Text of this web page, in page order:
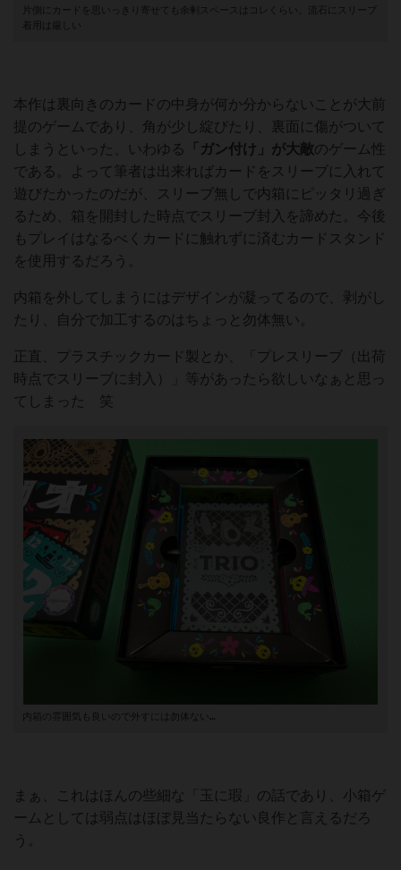
片側にカードを思いっきり寄せても余剰スペースはコレくらい。流石にスリーブ
着用は厳しい
本作は裏向きのカードの中身が何か分からないことが大前
提のゲームであり、角が少し綻びたり、裏面に傷がついて
しまうといった、いわゆる
「ガン付け」が大敵のゲーム性
である。よって筆者は出来ればカードをスリーブに入れて
遊びたかったのだが、スリーブ無しで内箱にピッタリ過ぎ
るため、箱を開封した時点でスリーブ封入を諦めた。今後
もプレイはなるべくカードに触れずに済むカードスタンド
を使用するだろう。
内箱を外してしまうにはデザインが凝ってるので、剥がし
たり、自分で加工するのはちょっと勿体無い。
正直、プラスチックカード製とか、「プレスリーブ（出荷
時点でスリーブに封入）」等があったら欲しいなぁと思っ
てしまった 笑
内箱の雰囲気も良いので外すには勿体ない…
まぁ、これはほんの些細な「玉に瑕」の話であり、小箱ゲ
ームとしては弱点はほぼ見当たらない良作と言えるだろ
う。